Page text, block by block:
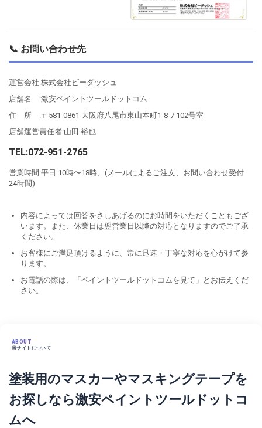
📞 お問い合わせ先
運営会社:株式会社ビーダッシュ
店舗名 :激安ペイントツールドットコム
住 所 :〒581-0861 大阪府八尾市東山本町1-8-7 102号室
店舗運営責任者:山田 裕也
TEL:072-951-2765
営業時間:平日 10時〜18時、(メールによるご注文、お問い合わせ受付
24時間)
内容によっては回答をさしあげるのにお時間をいただくこともござ
います。また、休業日は翌営業日以降の対応となりますのでご了承
ください。
お客様にご満足頂けるように、常に迅速・丁寧な対応を心がけて参
ります。
お電話の際は、「ペイントツールドットコムを見て」とお伝えくだ
さい。
ABOUT
当サイトについて
塗装用のマスカーやマスキングテープを
お探しなら激安ペイントツールドットコ
ムへ